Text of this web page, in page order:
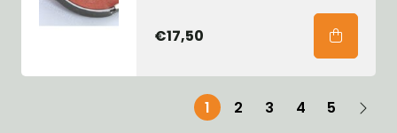
€17,50
1 2 3 4 5